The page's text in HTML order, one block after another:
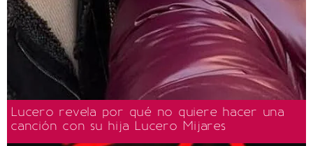
Lucero revela por qué no quiere hacer una
canción con su hija Lucero Mijares